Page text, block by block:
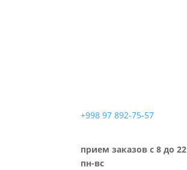
+998 97 892-75-57
прием заказов с 8 до 22
пн-вс